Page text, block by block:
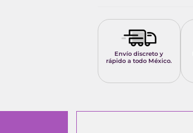
Envío discreto y
rápido a todo México.